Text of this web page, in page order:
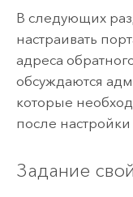
В следующих
настраивать
адреса
обсуждаются
которые
после настройки
Задание